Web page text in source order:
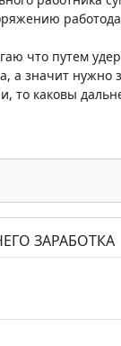
что путем
а значит
то каковы
ЗАРАБОТКА